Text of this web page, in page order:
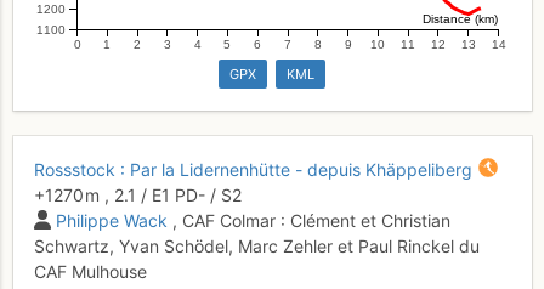
1100
1200
0 1 2 3 4 5 6 7 8 9 10 11 12 13 14
Distance (km)
GPX KML
Rossstock : Par la Lidernenhütte - depuis Khäppeliberg
+1270 m , 2.1 / E1 PD- / S2
Philippe Wack , CAF Colmar : Clément et Christian
Schwartz, Yvan Schödel, Marc Zehler et Paul Rinckel du
CAF Mulhouse